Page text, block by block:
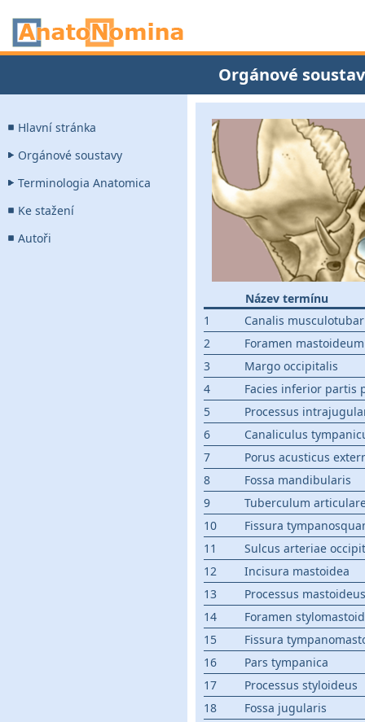
Orgánové
Hlavní stránka
Orgánové soustavy
Terminologia Anatomica
Ke stažení
Autoři
Název termínu
1
Canalis
2
Foramen mastoideum
3
Margo occipitalis
4
Facies inferior partis
5
Processus
6
Canaliculus
7
Porus acusticus
8
Fossa mandibularis
9
Tuberculum
10
Fissura
11
Sulcus arteriae
12
Incisura mastoidea
13
Processus mastoideus
14
Foramen
15
Fissura
16
Pars tympanica
17
Processus styloideus
18
Fossa jugularis